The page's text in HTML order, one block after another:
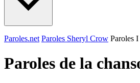
Paroles.net Paroles Sheryl Crow Paroles
Paroles de la